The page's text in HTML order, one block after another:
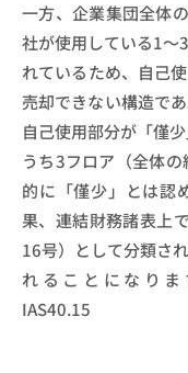
一方、企業集団全体
社が使用している1〜
れているため、自己
売却できない構造で
自己使用部分が「僅
うち3フロア（全体
的に「僅少」とは認
果、連結財務諸表上
16号）として分類さ
れることになりま
IAS40.15